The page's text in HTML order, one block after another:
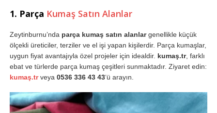
1. Parça Kumaş Satın Alanlar
Zeytinburnu’nda parça kumaş satın alanlargenellikle küçük
ölçekli üreticiler, terziler ve el işi yapan kişilerdir. Parça kumaşlar,
uygun fiyat avantajıyla özel projeler için idealdir. kumaş.tr, farklı
ebat ve türlerde parça kumaş çeşitleri sunmaktadır. Ziyaret edin:
kumaş.trveya 0536 336 43 43‘ü arayın.